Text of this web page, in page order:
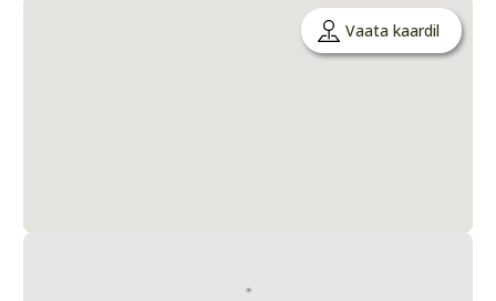
Vaata kaardil